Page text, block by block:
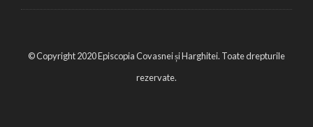
© Copyright 2020 Episcopia Covasnei și Harghitei. Toate drepturile
rezervate.